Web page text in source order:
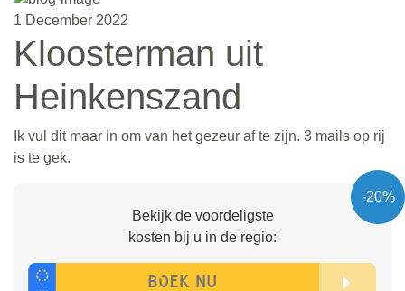
1 December 2022
Kloosterman uit
Heinkenszand
Ik vul dit maar in om van het gezeur af te zijn. 3 mails op rij
is te gek.
-20%
Bekijk de voordeligste
kosten bij u in de regio: